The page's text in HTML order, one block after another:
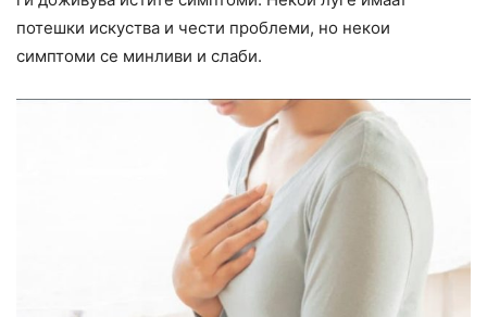
потешки искуства и чести проблеми, но некои
симптоми се минливи и слаби.